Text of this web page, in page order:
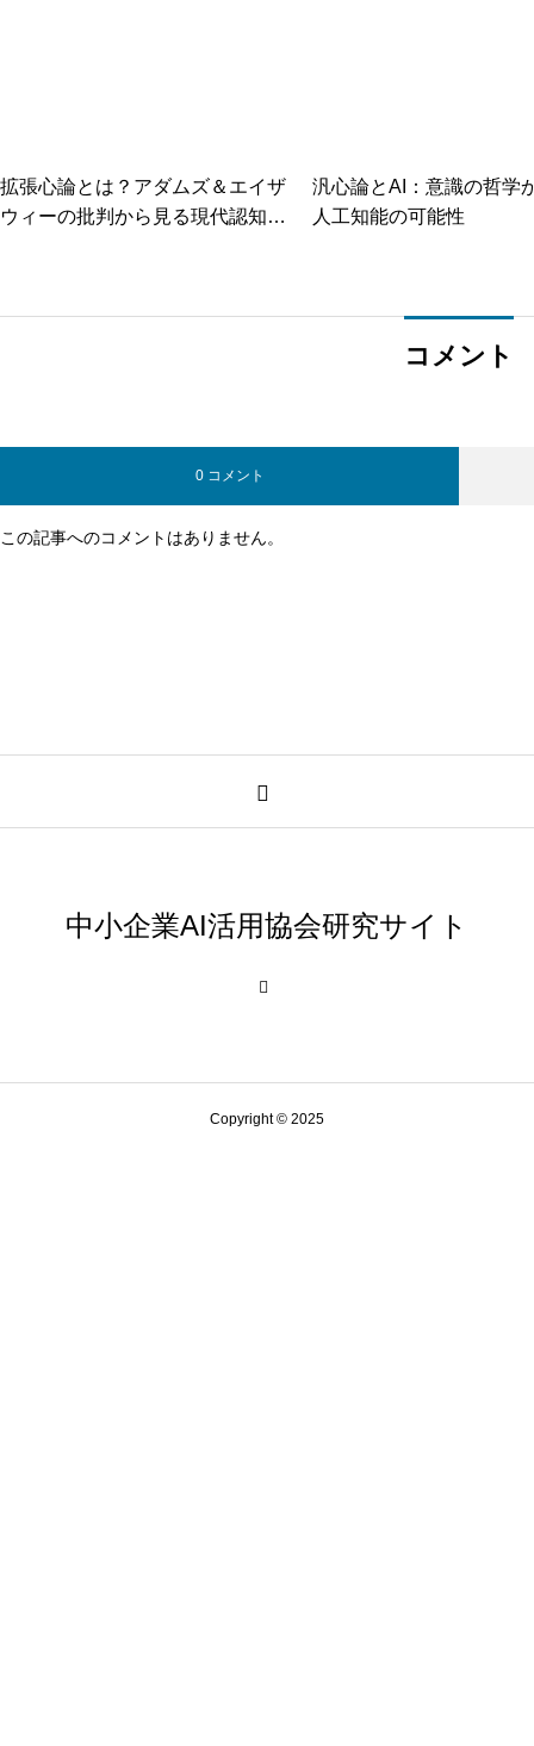
拡張心論とは？アダムズ＆エイザ
ウィーの批判から見る現代認知科
汎心論とAI：意識の哲学
人工知能の可能性
コメント
0 コメント
この記事へのコメントはありません。
中小企業AI活用協会研究サイト
Copyright © 2025